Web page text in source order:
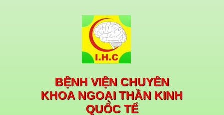
BỆNH VIỆN CHUYÊN
KHOA NGOẠI THẦN KINH
QUỐC TẾ